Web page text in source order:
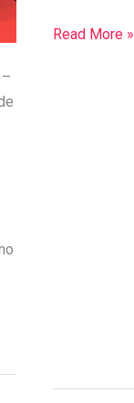
Read More »